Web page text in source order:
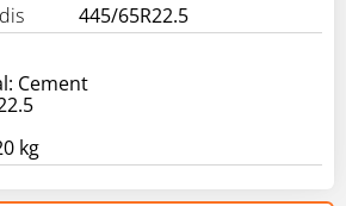
445/65R22.5
Cement
kg